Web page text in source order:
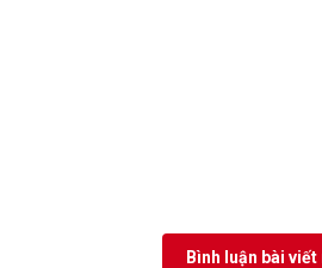
Bình luận bài viết